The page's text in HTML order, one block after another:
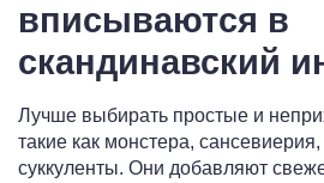
вписываются в
скандинавский
Лучше выбирать простые и
такие как монстера,
суккуленты. Они добавляют